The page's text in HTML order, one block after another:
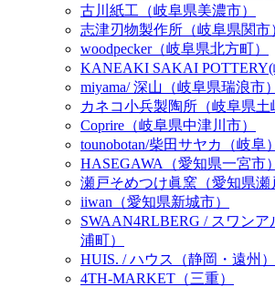
古川紙工（岐阜県美濃市）
志津刃物製作所（岐阜県関市
woodpecker（岐阜県北方町）
KANEAKI SAKAI POTTERY(
miyama/ 深山（岐阜県瑞浪市）
カネコ小兵製陶所（岐阜県土
Coprire（岐阜県中津川市）
tounobotan/柴田サヤカ（岐阜）
HASEGAWA（愛知県一宮市）
瀬戸そめつけ眞窯（愛知県瀬
iiwan（愛知県新城市）
SWAAN4RLBERG / スワン
浦町）
HUIS. / ハウス（静岡・遠州）
4TH-MARKET（三重）